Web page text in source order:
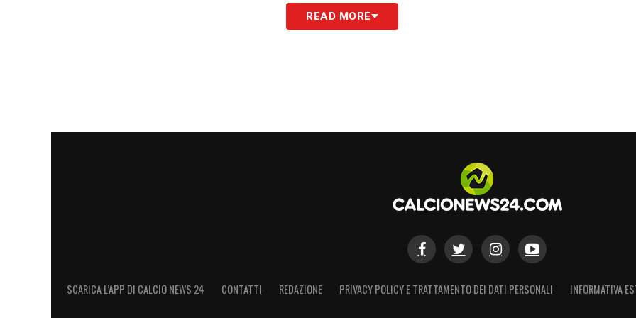
READ MORE
SCARICA L’APP DI CALCIO NEWS 24 CONTATTI REDAZIONE PRIVACY POLICY E TRATTAMENTO DEI DATI PERSONALI INFORMATIVA